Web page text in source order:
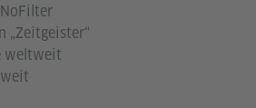
„Zeitgeister“
weltweit